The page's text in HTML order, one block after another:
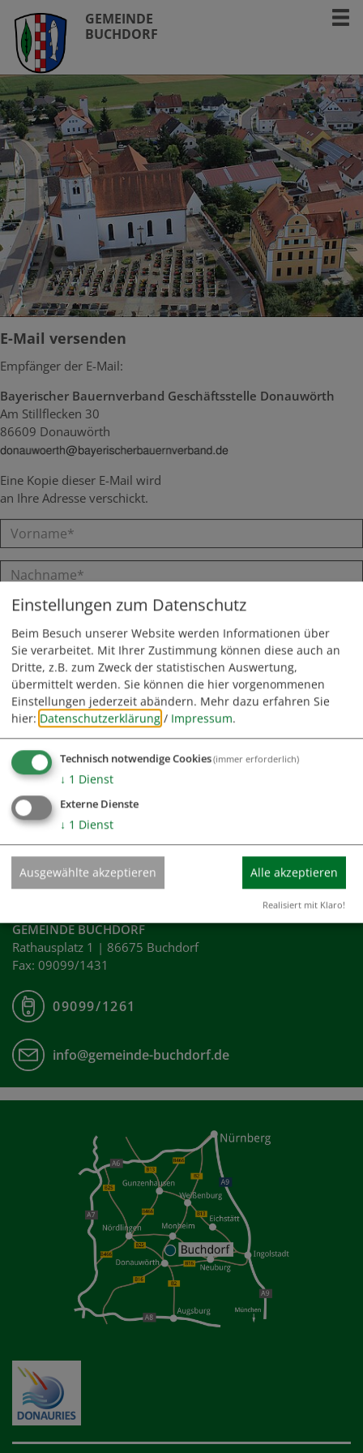
GEMEINDE
BUCHDORF
E-Mail versenden
Empfänger der E-Mail:
Bayerischer Bauernverband Geschäftsstelle Donauwörth
Am Stillflecken 30
86609 Donauwörth
Eine Kopie dieser E-Mail wird
an Ihre Adresse verschickt.
Ich habe die Datenschutzerklärung gelesen
einverstanden.*
Senden *) Pflichtfeld
GEMEINDE BUCHDORF
Rathausplatz 1 | 86675 Buchdorf
Fax: 09099/1431
09099/1261
info@gemeinde-buchdorf.de
Einstellungen zum Datenschutz
Beim Besuch unserer Website werden Informationen über
Sie verarbeitet. Mit Ihrer Zustimmung können diese auch an
Dritte, z.B. zum Zweck der statistischen Auswertung,
übermittelt werden. Sie können die hier vorgenommenen
Einstellungen jederzeit abändern. Mehr dazu erfahren Sie
hier: Datenschutzerklärung / Impressum.
Technisch notwendige Cookies(immer erforderlich)
↓ 1 Dienst
Externe Dienste
↓ 1 Dienst
Ausgewählte akzeptieren Alle akzeptieren
Realisiert mit Klaro!